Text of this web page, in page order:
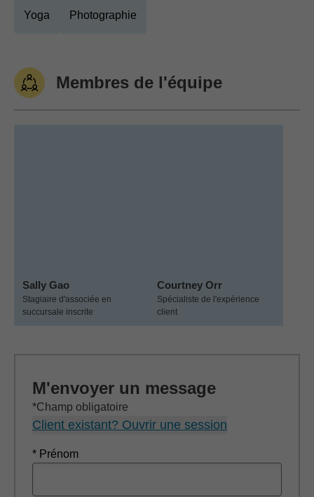
Yoga Photographie
Membres de l'équipe
Sally Gao
Stagiaire d'associée en
succursale inscrite
Courtney Orr
Spécialiste de l'expérience
client
M'envoyer un message
*Champ obligatoire
Client existant? Ouvrir une session
* Prénom